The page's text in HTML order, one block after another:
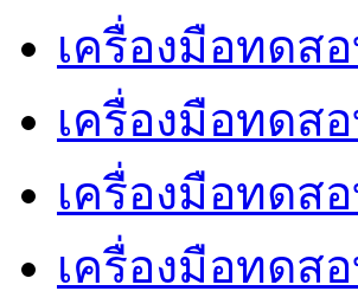
เครื่องมือทดส
เครื่องมือทดส
เครื่องมือทดส
เครื่องมือทดส